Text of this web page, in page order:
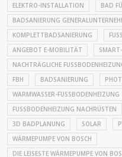
ELEKTRO-INSTALLATION
BAD
BADSANIERUNG
KOMPLETTBADSANIERUNG
ANGEBOT E-MOBILITÄT
NACHTRÄGLICHE FUSSBODENHEIZUNG
FBH
BADSANIERUNG
WARMWASSER-FUSSBODENHEIZUNG
FUSSBODENHEIZUNG NACHRÜSTEN
3D BADPLANUNG
SOLAR
WÄRMEPUMPE VON BOSCH
DIE LEISESTE WÄRMEPUMPE VON